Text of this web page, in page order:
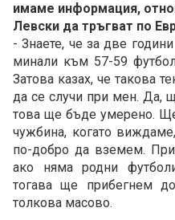
имаме информация,
Левски да тръгват по
- Знаете, че за две
минали към 57-59
Затова казах, че такова
да се случи при мен. Да,
това ще бъде умерено.
чужбина, когато
по-добро да вземем.
ако няма родни
тогава ще прибегнем
толкова масово.